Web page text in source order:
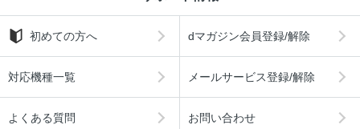
初めての方へ dマガジン会員登録/解除
対応機種一覧 メールサービス登録/解除
よくある質問 お問い合わせ